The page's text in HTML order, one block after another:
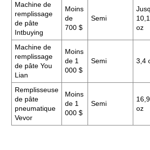
Machine de
remplissage
de pâte
Intbuying
Moins
de
700 $
Semi
oz
Machine de
remplissage
de pâte You
Lian
Moins
de 1
000 $
Semi 3,4
Remplisseuse
de pâte
pneumatique
Vevor
Moins
de 1
000 $
Semi
oz